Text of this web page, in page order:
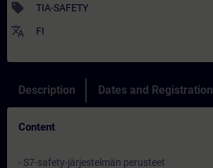
sell TIA-SAFETY
translate FI
Description Dates and Registration
Content
- S7-safety-järjestelmän perusteet